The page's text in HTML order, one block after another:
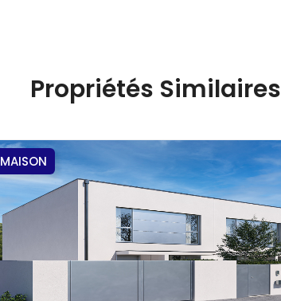
Propriétés Similaires
MAISON